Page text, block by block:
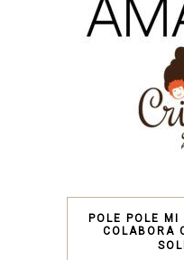
POLE POLE
COLABORA